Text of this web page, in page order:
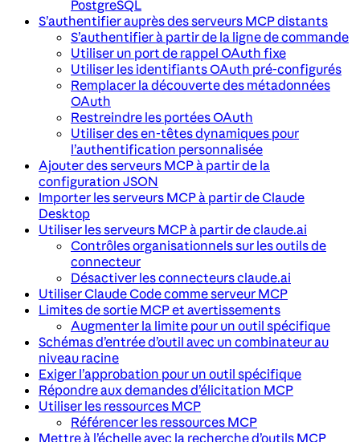
PostgreSQL
S’authentifier auprès des serveurs MCP distants
S’authentifier à partir de la ligne de commande
Utiliser un port de rappel OAuth fixe
Utiliser les identifiants OAuth pré-configurés
Remplacer la découverte des métadonnées
OAuth
Restreindre les portées OAuth
Utiliser des en-têtes dynamiques pour
l’authentification personnalisée
Ajouter des serveurs MCP à partir de la
configuration JSON
Importer les serveurs MCP à partir de Claude
Desktop
Utiliser les serveurs MCP à partir de claude.ai
Contrôles organisationnels sur les outils de
connecteur
Désactiver les connecteurs claude.ai
Utiliser Claude Code comme serveur MCP
Limites de sortie MCP et avertissements
Augmenter la limite pour un outil spécifique
Schémas d’entrée d’outil avec un combinateur au
niveau racine
Exiger l’approbation pour un outil spécifique
Répondre aux demandes d’élicitation MCP
Utiliser les ressources MCP
Référencer les ressources MCP
Mettre à l’échelle avec la recherche d’outils MCP